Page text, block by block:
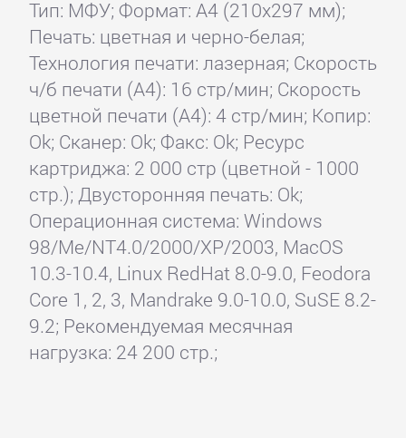
Тип: МФУ; Формат: A4 (210x297 мм);
Печать: цветная и черно-белая;
Технология печати: лазерная; Скорость
ч/б печати (А4): 16 стр/мин; Скорость
цветной печати (А4): 4 стр/мин; Копир:
Ok; Сканер: Ok; Факс: Ok; Ресурс
картриджа: 2 000 стр (цветной - 1000
стр.); Двусторонняя печать: Ok;
Операционная система: Windows
98/Me/NT4.0/2000/XP/2003, MacOS
10.3-10.4, Linux RedHat 8.0-9.0, Feodora
Core 1, 2, 3, Mandrake 9.0-10.0, SuSE 8.2-
9.2; Рекомендуемая месячная
нагрузка: 24 200 стр.;